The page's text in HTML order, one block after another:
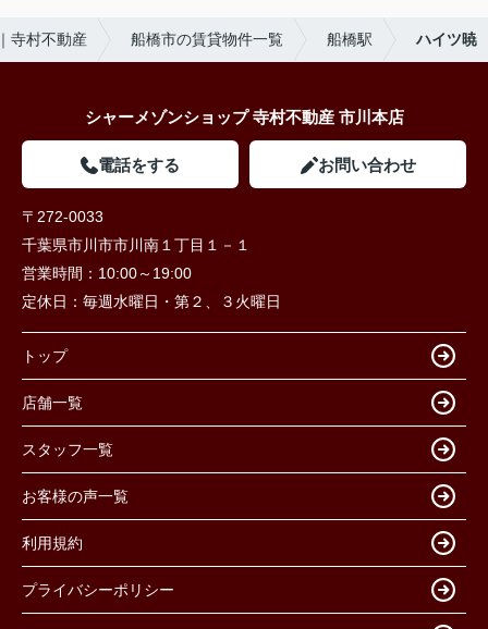
寺村不動産 船橋市の賃貸物件一覧 船橋駅 ハイツ暁
シャーメゾンショップ 寺村不動産 市川本店
電話をする お問い合わせ
〒272-0033
千葉県市川市市川南１丁目１－１
営業時間： 10:00～19:00
定休日： 毎週水曜日・第２、３火曜日
トップ
店舗一覧
スタッフ一覧
お客様の声一覧
利用規約
プライバシーポリシー